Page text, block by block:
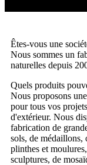
Êtes-vous une
Nous sommes un
naturelles depuis
Quels produits
Nous proposons
pour tous vos
d'extérieur. Nous
fabrication de
sols, de médaillons,
plinthes et
sculptures, de